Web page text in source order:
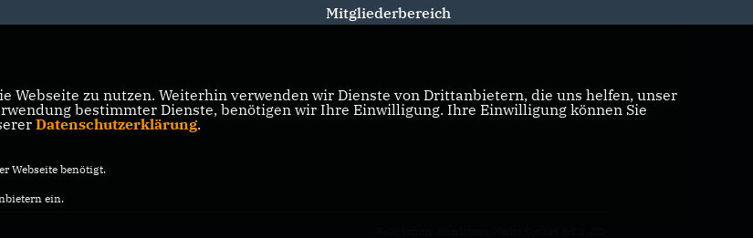
Mitgliederbereich
Webseite zu nutzen. Weiterhin verwenden wir Dienste von Drittanbietern, die uns helfen, unser
bestimmter Dienste, benötigen wir Ihre Einwilligung. Ihre Einwilligung können Sie
Datenschutzerklärung.
Webseite benötigt.
ein.